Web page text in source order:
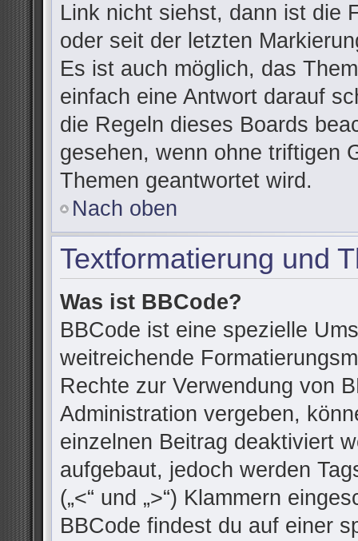
Link nicht siehst, dann ist die
oder seit der letzten
Es ist auch möglich, das
einfach eine Antwort darauf
die Regeln dieses Boards
gesehen, wenn ohne triftigen
Themen geantwortet wird.
Nach oben
Textformatierung und
Was ist BBCode?
BBCode ist eine spezielle
weitreichende
Rechte zur Verwendung von
Administration vergeben,
einzelnen Beitrag deaktiviert
aufgebaut, jedoch werden
(„<“ und „>“) Klammern
BBCode findest du auf einer